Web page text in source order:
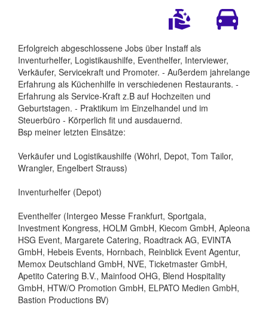
Erfolgreich abgeschlossene Jobs über Instaff als
Inventurhelfer, Logistikaushilfe, Eventhelfer, Interviewer,
Verkäufer, Servicekraft und Promoter. - Außerdem jahrelange
Erfahrung als Küchenhilfe in verschiedenen Restaurants. -
Erfahrung als Service-Kraft z.B auf Hochzeiten und
Geburtstagen. - Praktikum im Einzelhandel und im
Steuerbüro - Körperlich fit und ausdauernd.
Bsp meiner letzten Einsätze:
Verkäufer und Logistikaushilfe (Wöhrl, Depot, Tom Tailor,
Wrangler, Engelbert Strauss)
Inventurhelfer (Depot)
Eventhelfer (Intergeo Messe Frankfurt, Sportgala,
Investment Kongress, HOLM GmbH, Kiecom GmbH, Apleona
HSG Event, Margarete Catering, Roadtrack AG, EVINTA
GmbH, Hebeis Events, Hornbach, Reinblick Event Agentur,
Memox Deutschland GmbH, NVE, Ticketmaster GmbH,
Apetito Catering B.V., Mainfood OHG, Blend Hospitality
GmbH, HTW/O Promotion GmbH, ELPATO Medien GmbH,
Bastion Productions BV)